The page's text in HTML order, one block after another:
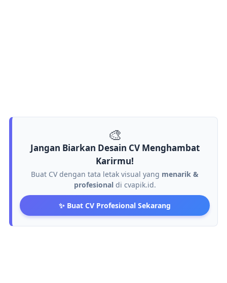
🎨
Jangan Biarkan Desain CV Menghambat
Karirmu!
Buat CV dengan tata letak visual yang menarik &
profesionaldi cvapik.id.
✨ Buat CV Profesional Sekarang